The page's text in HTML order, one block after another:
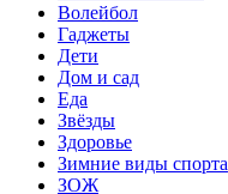
Волейбол
Гаджеты
Дети
Дом и сад
Еда
Звёзды
Здоровье
Зимние виды спорта
ЗОЖ